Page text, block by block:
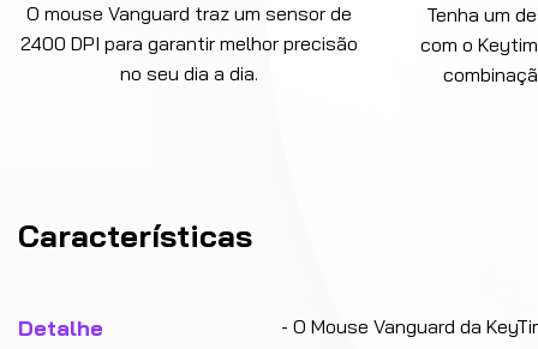
O mouse Vanguard traz um sensor de
2400 DPI para garantir melhor precisão
no seu dia a dia.
Tenha um
com o
Características
Detalhe
- O Mouse Vanguard da